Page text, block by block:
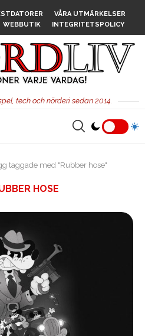
VÅRA UTMÄRKELSER
WEBBUTIK INTEGRITETSPOLICY
tech och nörderi sedan 2014.
taggade med "Rubber hose"
HOSE